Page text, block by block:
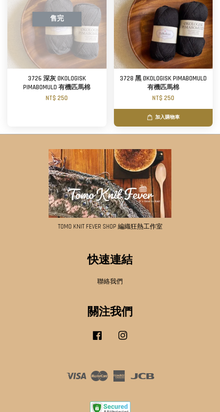
售完
3726 深灰 ØKOLOGISK
PIMABOMULD 有機匹馬棉
NT$ 250
3728 黑 ØKOLOGISK PIMABOMULD
有機匹馬棉
NT$ 250
加入購物車
TOMO KNIT FEVER SHOP 編織狂熱工作室
快速連結
聯絡我們
關注我們
Facebook
Visa Master
American